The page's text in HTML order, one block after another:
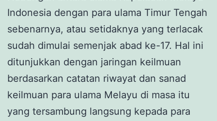
Indonesia dengan para ulama Timur Tengah
sebenarnya, atau setidaknya yang terlacak
sudah dimulai semenjak abad ke-17. Hal ini
ditunjukkan dengan jaringan keilmuan
berdasarkan catatan riwayat dan sanad
keilmuan para ulama Melayu di masa itu
yang tersambung langsung kepada para